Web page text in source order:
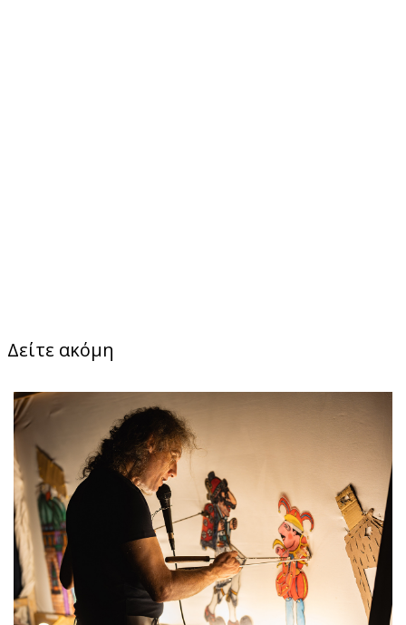
Δείτε ακόμη